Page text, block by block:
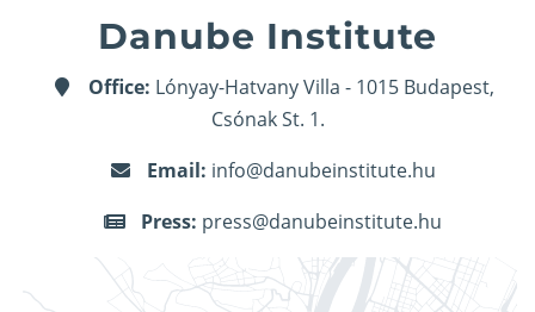
Danube Institute
Office: Lónyay-Hatvany Villa - 1015 Budapest,
Csónak St. 1.
Email: info@danubeinstitute.hu
Press: press@danubeinstitute.hu